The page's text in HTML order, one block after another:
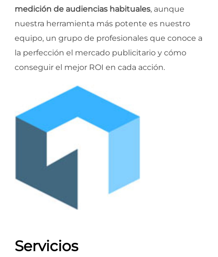
medición de audiencias habituales, aunque
nuestra herramienta más potente es nuestro
equipo, un grupo de profesionales que conoce a
la perfección el mercado publicitario y cómo
conseguir el mejor ROI en cada acción.
Servicios